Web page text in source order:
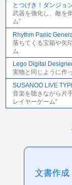
とつげき！ダンジョ
武器を強化し、敵を
ム”
Rhythm Panic
落ちてくる宝箱や矢
ム
Lego Digital
実物と同じように作
SUSANOO LIVE
音楽を聴きながら片
レイヤーゲーム”
文書作成